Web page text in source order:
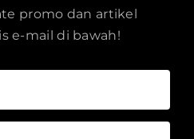
promo dan artikel
e-mail di bawah!